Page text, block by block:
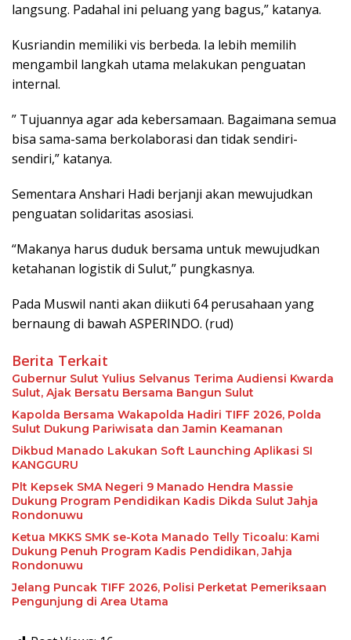
langsung. Padahal ini peluang yang bagus,” katanya.
Kusriandin memiliki vis berbeda. Ia lebih memilih
mengambil langkah utama melakukan penguatan
internal.
” Tujuannya agar ada kebersamaan. Bagaimana semua
bisa sama-sama berkolaborasi dan tidak sendiri-
sendiri,” katanya.
Sementara Anshari Hadi berjanji akan mewujudkan
penguatan solidaritas asosiasi.
“Makanya harus duduk bersama untuk mewujudkan
ketahanan logistik di Sulut,” pungkasnya.
Pada Muswil nanti akan diikuti 64 perusahaan yang
bernaung di bawah ASPERINDO. (rud)
Berita Terkait
Gubernur Sulut Yulius Selvanus Terima Audiensi Kwarda
Sulut, Ajak Bersatu Bersama Bangun Sulut
Kapolda Bersama Wakapolda Hadiri TIFF 2026, Polda
Sulut Dukung Pariwisata dan Jamin Keamanan
Dikbud Manado Lakukan Soft Launching Aplikasi SI
KANGGURU
Plt Kepsek SMA Negeri 9 Manado Hendra Massie
Dukung Program Pendidikan Kadis Dikda Sulut Jahja
Rondonuwu
Ketua MKKS SMK se-Kota Manado Telly Ticoalu: Kami
Dukung Penuh Program Kadis Pendidikan, Jahja
Rondonuwu
Jelang Puncak TIFF 2026, Polisi Perketat Pemeriksaan
Pengunjung di Area Utama